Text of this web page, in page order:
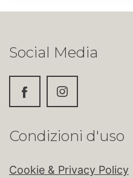
Social Media
Condizioni d'uso
Cookie & Privacy Policy